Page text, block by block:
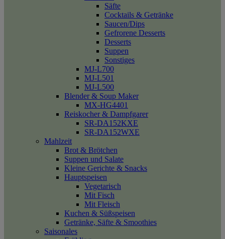
Säfte
Cocktails & Getränke
Saucen/Dips
Gefrorene Desserts
Desserts
Suppen
Sonstiges
MJ-L700
MJ-L501
MJ-L500
Blender & Soup Maker
MX-HG4401
Reiskocher & Dampfgarer
SR-DA152KXE
SR-DA152WXE
Mahlzeit
Brot & Brötchen
Suppen und Salate
Kleine Gerichte & Snacks
Hauptspeisen
Vegetarisch
Mit Fisch
Mit Fleisch
Kuchen & Süßspeisen
Getränke, Säfte & Smoothies
Saisonales